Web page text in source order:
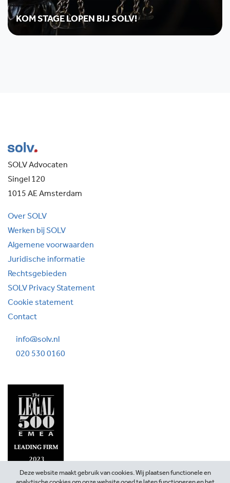
KOM STAGE LOPEN BIJ SOLV!
SOLV Advocaten
Singel 120
1015 AE Amsterdam
Over SOLV
Werken bij SOLV
Algemene voorwaarden
Juridische informatie
Rechtsgebieden
SOLV Privacy Statement
Cookie statement
Contact
info@solv.nl
020 530 0160
Deze website maakt gebruik van cookies. Wij plaatsen functionele en